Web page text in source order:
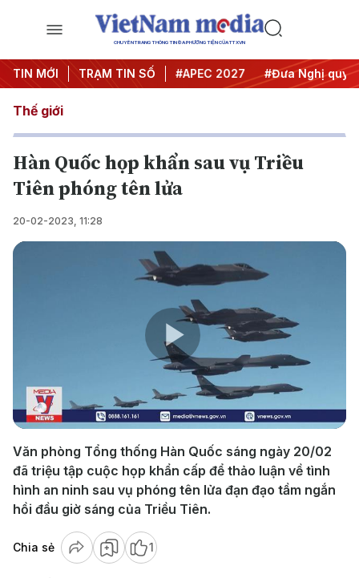
CHUYÊN TRANG THÔNG TIN ĐA PHƯƠNG TIỆN CỦA TTXVN
TIN MỚI TRẠM TIN SỐ
#Hội nghị Trung ương 3 #APEC 2027 #Đưa Nghị quyết
Thế giới
Hàn Quốc họp khẩn sau vụ Triều
Tiên phóng tên lửa
20-02-2023, 11:28
Play
Video
Văn phòng Tổng thống Hàn Quốc sáng ngày 20/02
đã triệu tập cuộc họp khẩn cấp để thảo luận về tình
hình an ninh sau vụ phóng tên lửa đạn đạo tầm ngắn
hồi đầu giờ sáng của Triều Tiên.
Chia sẻ 1